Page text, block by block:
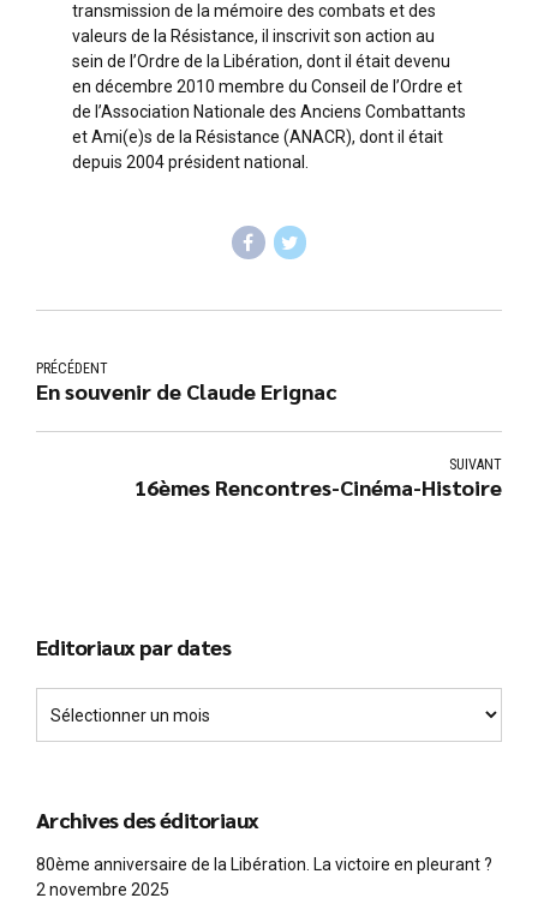
transmission de la mémoire des combats et des
valeurs de la Résistance, il inscrivit son action au
sein de l’Ordre de la Libération, dont il était devenu
en décembre 2010 membre du Conseil de l’Ordre et
de l’Association Nationale des Anciens Combattants
et Ami(e)s de la Résistance (ANACR), dont il était
depuis 2004 président national.
PRÉCÉDENT
En souvenir de Claude Erignac
SUIVANT
16èmes Rencontres-Cinéma-Histoire
Editoriaux par dates
Archives des éditoriaux
80ème anniversaire de la Libération. La victoire en pleurant ?
2 novembre 2025